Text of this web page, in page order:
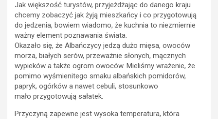
Jak większość turystów, przyjeżdżając do danego kraju
chcemy zobaczyć jak żyją mieszkańcy i co przygotowują
do jedzenia, bowiem wiadomo, że kuchnia to niezmiernie
ważny element poznawania świata.
Okazało się, że Albańczycy jedzą dużo mięsa, owoców
morza, białych serów, przeważnie słonych, mącznych
wypieków a także ogrom owoców. Mieliśmy wrażenie, że
pomimo wyśmienitego smaku albańskich pomidorów,
papryk, ogórków a nawet cebuli, stosunkowo
mało przygotowują sałatek.
Przyczyną zapewne jest wysoka temperatura, która